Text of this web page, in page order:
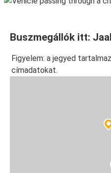
Buszmegállók itt:
Figyelem: a jegyed
címadatokat.